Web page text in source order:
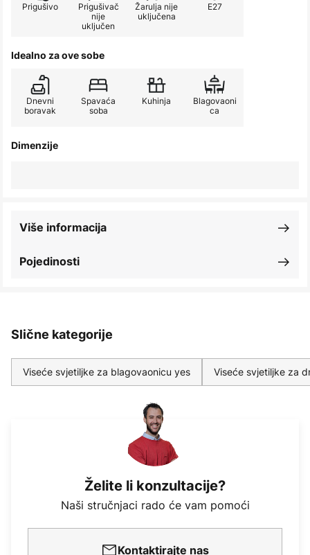
Prigušivo
Prigušivač
nije
uključen
Žarulja nije
uključena
E27
Idealno za ove sobe
Dnevni
boravak
Spavaća
soba
Kuhinja
Blagovaoni
ca
Dimenzije
Pojedinosti
Više informacija
Slične kategorije
Viseće svjetiljke za blagovaonicu yes Viseće svjetiljke za
Želite li konzultacije?
Naši stručnjaci rado će vam pomoći
Kontaktirajte nas